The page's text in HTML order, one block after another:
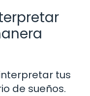
tus
de sueños.